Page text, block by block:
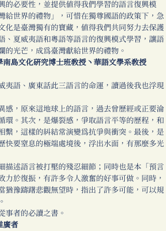
的必要性，並提供值得我們學習的語言復興模
給世界的禮物」，可惜在獨尊國語的政策下，急
化是臺灣獨有的寶藏，值得我們共同努力去保護
、夏威夷語和粵語等語言的復興模式學習，讓語
的光芒，成為臺灣獻給世界的禮物。
島文化研究博士班教授丶華語文學系教授
夷語、廣東話此三語言的命運，讀過後我也浮現
感，原來這地球上的語言，過去曾歷經或正要淪
環。其次，是爆裂感，爭取語言平等的歷程，和
繫，這樣的糾結常演變為抗爭與衝突。最後，是
快要窒息的極端處境後，浮出水面，有那麼多光
描述語言被打壓的殘忍細節；同時也是本「預言
力於復振，有許多令人激奮的好事可做。同時，
猶豫躊躇悲觀無望時，指出了許多可能，可以規
事者的必讀之書。
廣者